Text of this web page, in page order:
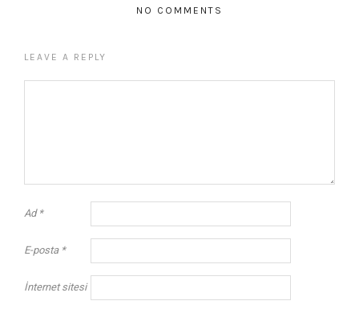
NO COMMENTS
LEAVE A REPLY
Ad *
E-posta *
İnternet sitesi